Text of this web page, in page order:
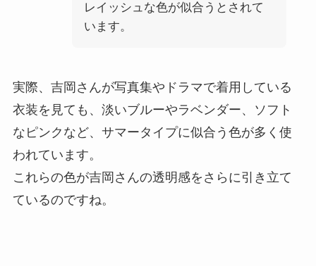
レイッシュな色が似合うとされて
います。
実際、吉岡さんが写真集やドラマで着用している
衣装を見ても、淡いブルーやラベンダー、ソフト
なピンクなど、サマータイプに似合う色が多く使
われています。
これらの色が吉岡さんの透明感をさらに引き立て
ているのですね。